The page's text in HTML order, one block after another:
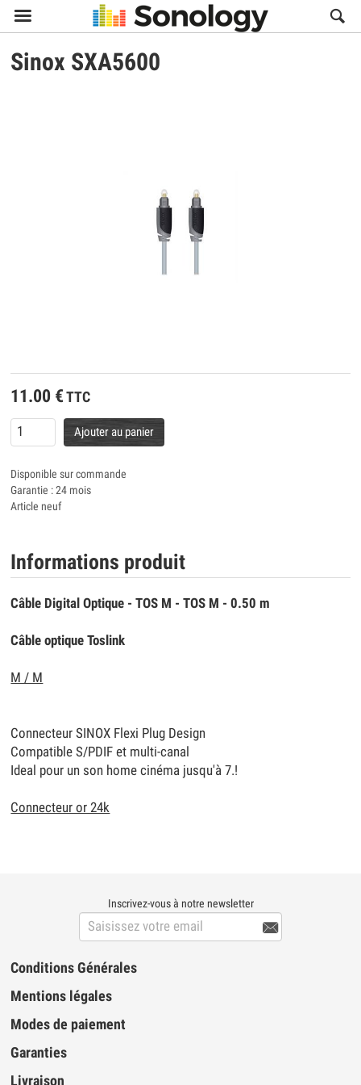

Sinox SXA5600
11.00 € TTC
Ajouter au panier
Disponible sur commande
Garantie : 24 mois
Article neuf
Informations produit
Câble Digital Optique - TOS M - TOS M - 0.50 m
Câble optique Toslink
M / M
Connecteur SINOX Flexi Plug Design
Compatible S/PDIF et multi-canal
Ideal pour un son home cinéma jusqu'à 7.!
Connecteur or 24k
Inscrivez-vous à notre newsletter

Conditions Générales
Mentions légales
Modes de paiement
Garanties
Livraison